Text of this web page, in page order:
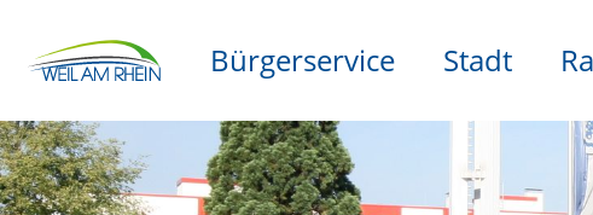
Bürgerservice Stadt